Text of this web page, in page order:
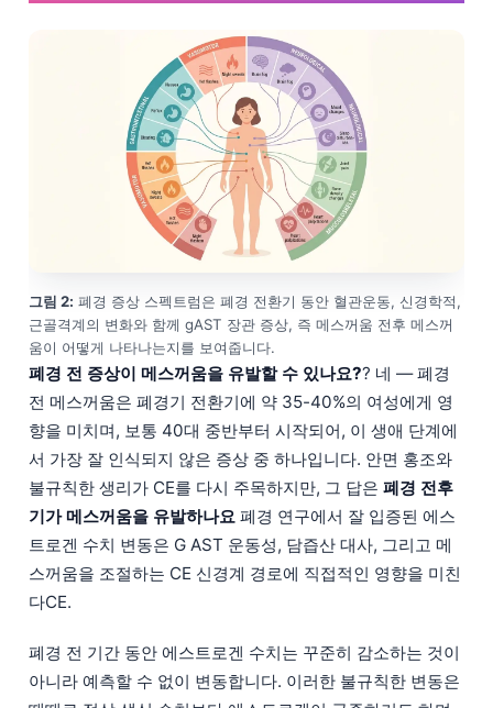
그림 2: 폐경 증상 스펙트럼은 폐경 전환기 동안 혈관운동, 신경학적,
근골격계의 변화와 함께 gAST 장관 증상, 즉 메스꺼움 전후 메스꺼
움이 어떻게 나타나는지를 보여줍니다.
폐경 전 증상이 메스꺼움을 유발할 수 있나요?? 네 — 폐경
전 메스꺼움은 폐경기 전환기에 약 35-40%의 여성에게 영
향을 미치며, 보통 40대 중반부터 시작되어, 이 생애 단계에
서 가장 잘 인식되지 않은 증상 중 하나입니다. 안면 홍조와
불규칙한 생리가 CE를 다시 주목하지만, 그 답은 폐경 전후
기가 메스꺼움을 유발하나요 폐경 연구에서 잘 입증된 에스
트로겐 수치 변동은 G AST 운동성, 담즙산 대사, 그리고 메
스꺼움을 조절하는 CE 신경계 경로에 직접적인 영향을 미친
다CE.
폐경 전 기간 동안 에스트로겐 수치는 꾸준히 감소하는 것이
아니라 예측할 수 없이 변동합니다. 이러한 불규칙한 변동은